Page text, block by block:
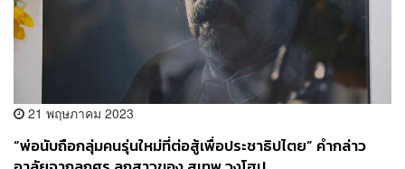
21 พฤษภาคม 2023
“พ่อนับถือกลุ่มคนรุ่นใหม่ที่ต่อสู้เพื่อประชาธิปไตย” คำกล่าว